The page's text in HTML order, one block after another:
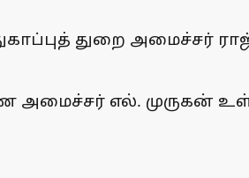
துறை அமைச்சர்
எல். முருகன்